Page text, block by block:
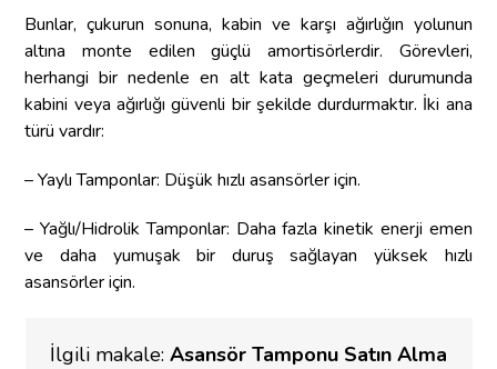
Bunlar, çukurun sonuna, kabin ve karşı ağırlığın yolunun
altına monte edilen güçlü amortisörlerdir. Görevleri,
herhangi bir nedenle en alt kata geçmeleri durumunda
kabini veya ağırlığı güvenli bir şekilde durdurmaktır. İki ana
türü vardır:
– Yaylı Tamponlar: Düşük hızlı asansörler için.
– Yağlı/Hidrolik Tamponlar: Daha fazla kinetik enerji emen
ve daha yumuşak bir duruş sağlayan yüksek hızlı
asansörler için.
İlgili makale: Asansör Tamponu Satın Alma